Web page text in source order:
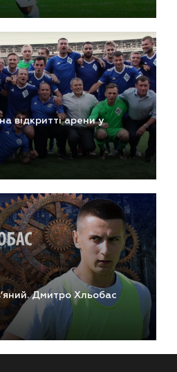
відкритті арени у
Дмитро Хльобас